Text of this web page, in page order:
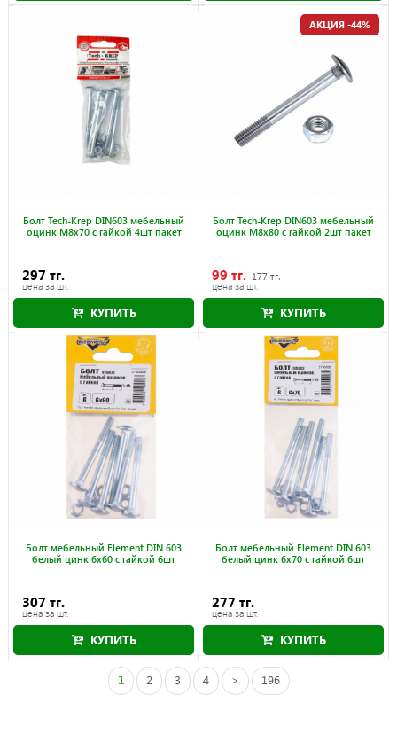
Болт Tech-Krep DIN603 мебельный
оцинк М8х70 с гайкой 4шт пакет
297 тг.
цена за шт.
КУПИТЬ
Болт Tech-Krep DIN603 мебельный
оцинк М8х80 с гайкой 2шт пакет
99 тг. 177 тг.
цена за шт.
Акция действует до 31.08.2026
АКЦИЯ -44%
КУПИТЬ
Болт мебельный Element DIN 603
белый цинк 6x60 с гайкой 6шт
307 тг.
цена за шт.
КУПИТЬ
Болт мебельный Element DIN 603
белый цинк 6x70 с гайкой 6шт
277 тг.
цена за шт.
КУПИТЬ
1 2 3 4 > 196